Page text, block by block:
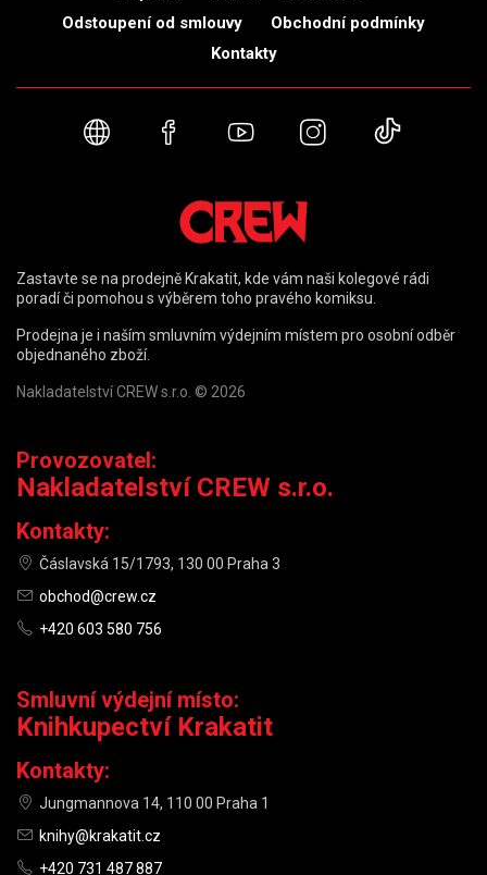
Odstoupení od smlouvy
Obchodní podmínky
Kontakty
Webové stránky
FacebookYouTubeInstagram
Zastavte se na prodejně Krakatit, kde vám naši kolegové rádi
poradí či pomohou s výběrem toho pravého komiksu.
Prodejna je i naším smluvním výdejním místem pro osobní odběr
objednaného zboží.
Nakladatelství CREW s.r.o. © 2026
Provozovatel:
Nakladatelství CREW s.r.o.
Kontakty:
Čáslavská 15/1793, 130 00 Praha 3
obchod@crew.cz
+420 603 580 756
Smluvní výdejní místo:
Knihkupectví Krakatit
Kontakty:
Jungmannova 14, 110 00 Praha 1
knihy@krakatit.cz
+420 731 487 887